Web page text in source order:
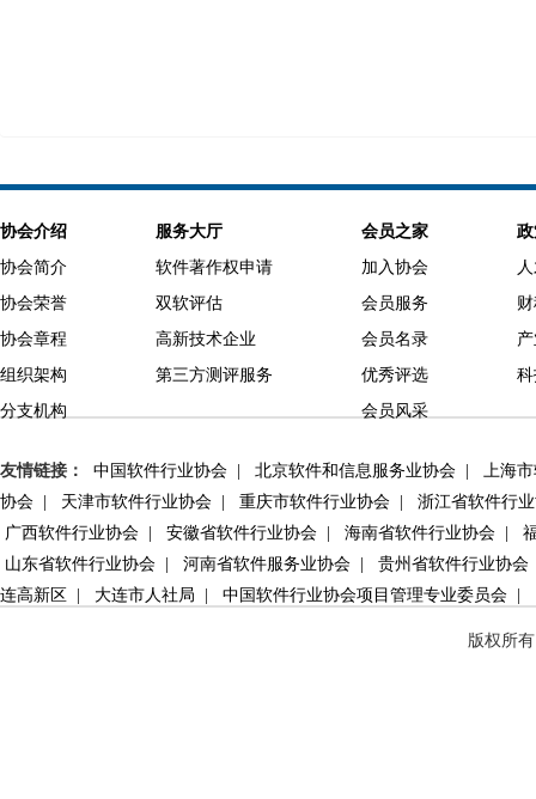
协会介绍
协会简介
协会荣誉
协会章程
组织架构
分支机构
服务大厅
软件著作权申请
双软评估
高新技术企业
第三方测评服务
会员之家
加入协会
会员服务
会员名录
优秀评选
会员风采
友情链接： 中国软件行业协会 北京软件和信息服务业协会
上海
协会
天津市软件行业协会 重庆市软件行业协会
浙江省软件行
广西软件行业协会
安徽省软件行业协会 海南省软件行业协会
山东省软件行业协会
河南省软件服务业协会 贵州省软件行业协会
连高新区
大连市人社局 中国软件行业协会项目管理专业委员会
版权所